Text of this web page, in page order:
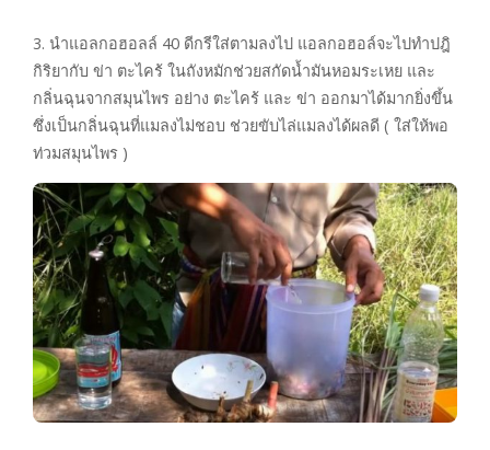
3. นำแอลกอฮอลล์ 40 ดีกรีใส่ตามลงไป แอลกอฮอล์จะไปทำปฎิ
กิริยากับ ข่า ตะไคร้ ในถังหมักช่วยสกัดน้ำมันหอมระเหย และ
กลิ่นฉุนจากสมุนไพร อย่าง ตะไคร้ และ ข่า ออกมาได้มากยิ่งขึ้น
ซึ่งเป็นกลิ่นฉุนที่แมลงไม่ชอบ ช่วยขับไล่แมลงได้ผลดี ( ใส่ให้พอ
ท่วมสมุนไพร )